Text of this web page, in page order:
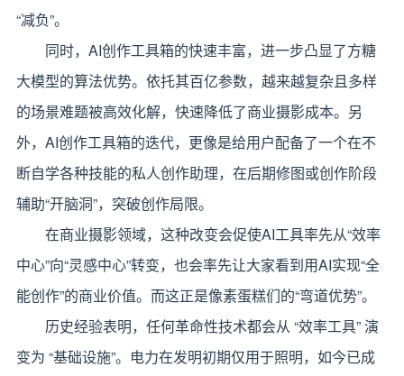
“减负”。
同时，AI创作工具箱的快速丰富，进一步凸显了方糖
大模型的算法优势。依托其百亿参数，越来越复杂且多样
的场景难题被高效化解，快速降低了商业摄影成本。另
外，AI创作工具箱的迭代，更像是给用户配备了一个在不
断自学各种技能的私人创作助理，在后期修图或创作阶段
辅助“开脑洞”，突破创作局限。
在商业摄影领域，这种改变会促使AI工具率先从“效率
中心”向“灵感中心”转变，也会率先让大家看到用AI实现“全
能创作”的商业价值。而这正是像素蛋糕们的“弯道优势”。
历史经验表明，任何革命性技术都会从 “效率工具” 演
变为 “基础设施”。电力在发明初期仅用于照明，如今已成